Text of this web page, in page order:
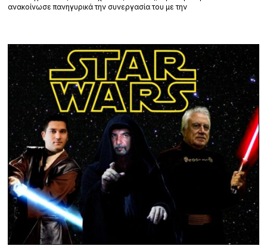
ανακοίνωσε πανηγυρικά την συνεργασία του με την